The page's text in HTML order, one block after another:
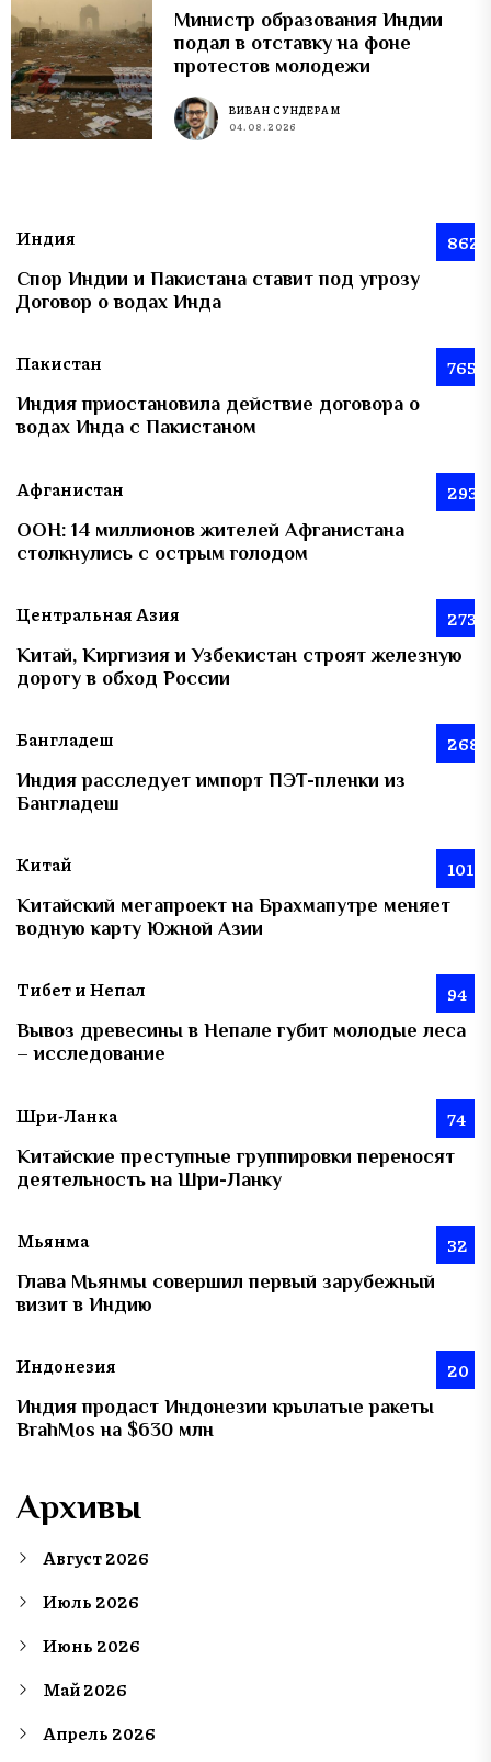
Министр образования Индии
подал в отставку на фоне
протестов молодежи
ВИВАН СУНДЕРАМ
04.08.2026
Индия 862
Спор Индии и Пакистана ставит под угрозу
Договор о водах Инда
Пакистан 765
Индия приостановила действие договора о
водах Инда с Пакистаном
Афганистан 293
ООН: 14 миллионов жителей Афганистана
столкнулись с острым голодом
Центральная Азия 273
Китай, Киргизия и Узбекистан строят железную
дорогу в обход России
Бангладеш 268
Индия расследует импорт ПЭТ-пленки из
Бангладеш
Китай 101
Китайский мегапроект на Брахмапутре меняет
водную карту Южной Азии
Тибет и Непал 94
Вывоз древесины в Непале губит молодые леса
– исследование
Шри-Ланка 74
Китайские преступные группировки переносят
деятельность на Шри-Ланку
Мьянма 32
Глава Мьянмы совершил первый зарубежный
визит в Индию
Индонезия 20
Индия продаст Индонезии крылатые ракеты
BrahMos на $630 млн
Архивы
Август 2026
Июль 2026
Июнь 2026
Май 2026
Апрель 2026